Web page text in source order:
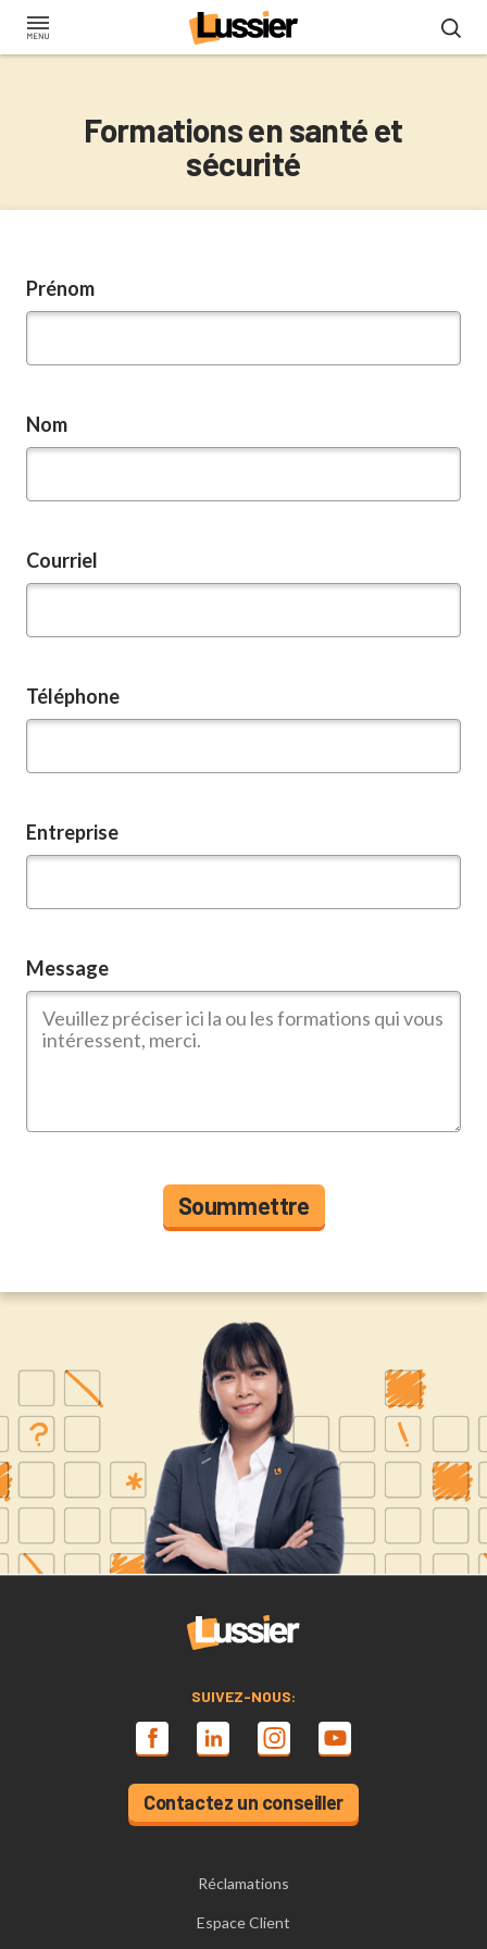
Aller
Formations en santé et
sécurité
Prénom
Nom
Courriel
Téléphone
Entreprise
Message
SUIVEZ-NOUS:
Contactez un conseiller
Réclamations
Espace Client